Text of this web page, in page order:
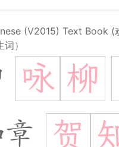
(V2015) Text Book (
）
咏 柳
贺